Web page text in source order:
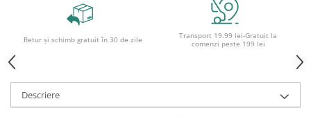
Ghiozdane pentru grădinită
Penare echipate
Penare neechipate
Penare tip etui
Retur și schimb gratuit în 30 de zile
Transport 19.99 lei-Gratuit la
comenzi peste 199 lei
Descriere